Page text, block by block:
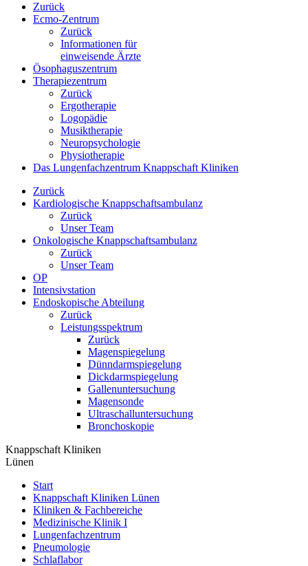
Zurück
Ecmo-Zentrum
Zurück
Informationen für
einweisende Ärzte
Ösophaguszentrum
Therapiezentrum
Zurück
Ergotherapie
Logopädie
Musiktherapie
Neuropsychologie
Physiotherapie
Das Lungenfachzentrum Knappschaft Kliniken
Zurück
Kardiologische Knappschaftsambulanz
Zurück
Unser Team
Onkologische Knappschaftsambulanz
Zurück
Unser Team
OP
Intensivstation
Endoskopische Abteilung
Zurück
Leistungsspektrum
Zurück
Magenspiegelung
Dünndarmspiegelung
Dickdarmspiegelung
Gallenuntersuchung
Magensonde
Ultraschalluntersuchung
Bronchoskopie
Knappschaft Kliniken
Lünen
Start
Knappschaft Kliniken Lünen
Kliniken & Fachbereiche
Medizinische Klinik I
Lungenfachzentrum
Pneumologie
Schlaflabor